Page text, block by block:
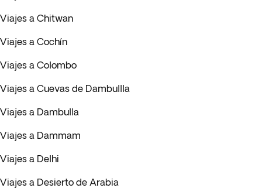
Viajes a Chitwan
Viajes a Cochín
Viajes a Colombo
Viajes a Cuevas de Dambullla
Viajes a Dambulla
Viajes a Dammam
Viajes a Delhi
Viajes a Desierto de Arabia